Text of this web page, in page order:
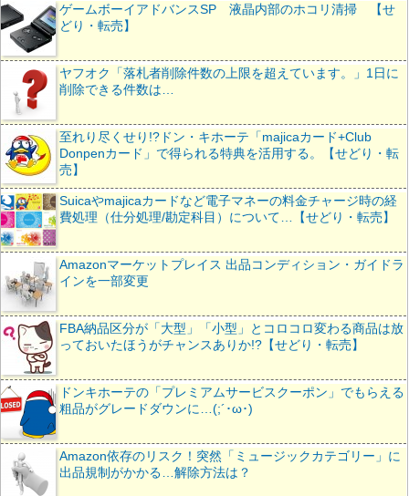
ゲームボーイアドバンスSP 液晶内部のホコリ清掃 【せ
どり・転売】
ヤフオク「落札者削除件数の上限を超えています。」1日に
削除できる件数は…
至れり尽くせり!?ドン・キホーテ「majicaカード+Club
Donpenカード」で得られる特典を活用する。【せどり・転
売】
Suicaやmajicaカードなど電子マネーの料金チャージ時の経
費処理（仕分処理/勘定科目）について…【せどり・転売】
Amazonマーケットプレイス 出品コンディション・ガイドラ
インを一部変更
FBA納品区分が「大型」「小型」とコロコロ変わる商品は放
っておいたほうがチャンスありか!?【せどり・転売】
ドンキホーテの「プレミアムサービスクーポン」でもらえる
粗品がグレードダウンに…(;´･ω･)
Amazon依存のリスク！突然「ミュージックカテゴリー」に
出品規制がかかる…解除方法は？